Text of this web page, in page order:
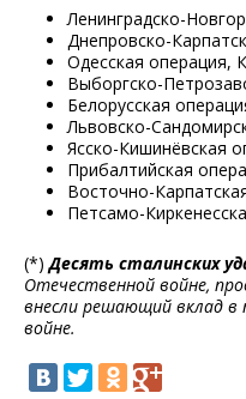
Ленинградско-
Днепровско-
Одесская операция,
Выборгско-
Белорусская
Львовско-
Ясско-Кишинёвская
Прибалтийская
Восточно-
Петсамо-
(*)Десять сталинских
Отечественной войне,
внесли решающий вклад в
войне.